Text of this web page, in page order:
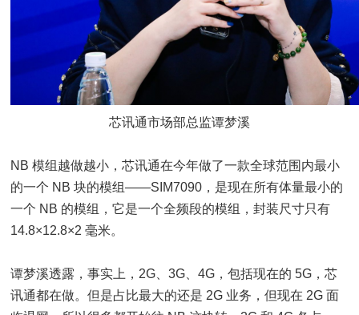
芯讯通市场部总监谭梦溪
NB 模组越做越小，芯讯通在今年做了一款全球范围内最小
的一个 NB 块的模组——SIM7090，是现在所有体量最小的
一个 NB 的模组，它是一个全频段的模组，封装尺寸只有
14.8×12.8×2 毫米。
谭梦溪透露，事实上，2G、3G、4G，包括现在的 5G，芯
讯通都在做。但是占比最大的还是 2G 业务，但现在 2G 面